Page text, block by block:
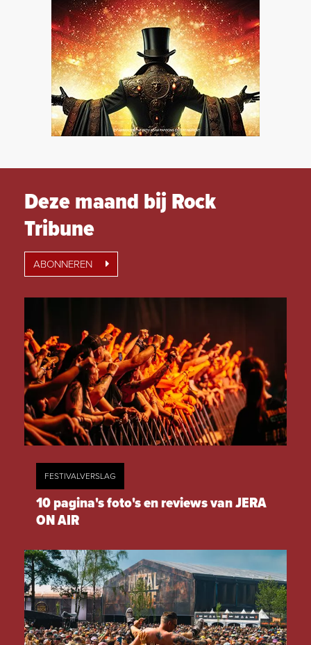
Deze maand bij Rock
Tribune
ABONNEREN
FESTIVALVERSLAG
10 pagina's foto's en reviews van JERA
ON AIR